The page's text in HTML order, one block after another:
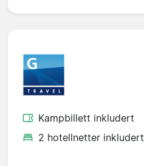
Kampbillett inkludert
2 hotellnetter inkludert